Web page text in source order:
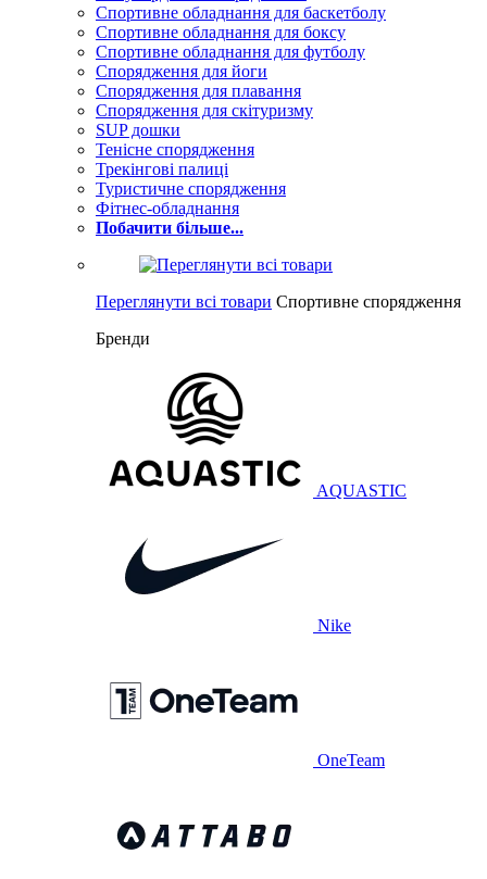
Спортивне обладнання для баскетболу
Спортивне обладнання для боксу
Спортивне обладнання для футболу
Спорядження для йоги
Спорядження для плавання
Спорядження для скітуризму
SUP дошки
Тенісне спорядження
Трекінгові палиці
Туристичне спорядження
Фітнес-обладнання
Побачити більше...
Переглянути всі товари Спортивне спорядження
Бренди
AQUASTIC
Nike
OneTeam